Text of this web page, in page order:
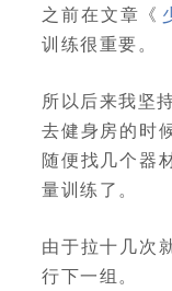
之前在文章《
训练很重要。
所以后来我坚
去健身房的时
随便找几个器
量训练了。
由于拉十几次
行下一组。